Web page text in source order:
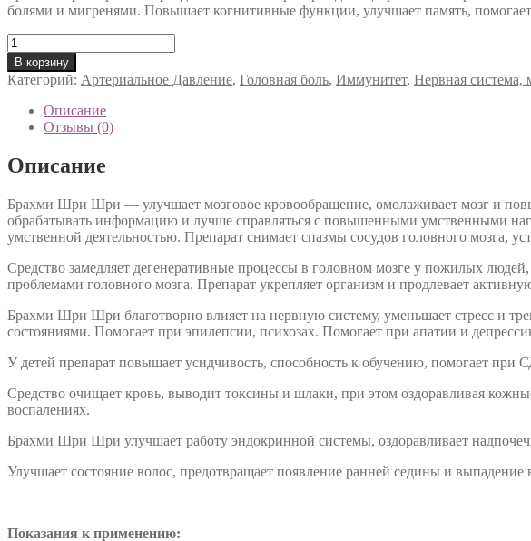
болями и мигренями. Повышает когнитивные функции, улучшает память,
Количество
товара
Брахми
Шри
Шри
(Brahmi
Sri).
60
В корзину
Категорий: Артериальное Давление, Головная боль, Иммунитет, Нервная система,
Описание
Отзывы (0)
Описание
Брахми Шри Шри — улучшает мозговое кровообращение, омолаживает мозг и
обрабатывать информацию и лучше справляться с повышенными умственными
умственной деятельностью. Препарат снимает спазмы сосудов головного
Средство замедляет дегенеративные процессы в головном мозге у пожилых
проблемами головного мозга. Препарат укрепляет организм и продлевает
Брахми Шри Шри благотворно влияет на нервную систему, уменьшает стресс и
состояниями. Помогает при эпилепсии, психозах. Помогает при апатии и
У детей препарат повышает усидчивость, способность к обучению, помогает
Средство очищает кровь, выводит токсины и шлаки, при этом оздоравливая
воспалениях.
Брахми Шри Шри улучшает работу эндокринной системы, оздоравливает
Улучшает состояние волос, предотвращает появление ранней седины и выпадение
Показания к применению: